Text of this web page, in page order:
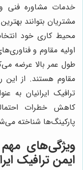
خدمات مشاوره فنی
مشتریان بتوانند
محیط کاری خود
اولیه مقاوم و
طول عمر بالا عرضه
مقاوم هستند. از
ترافیک ایرانیان به
کاهش خطرات
پارکینگ‌ها شناخته
ویژگی‌های
ایمن ترافیک